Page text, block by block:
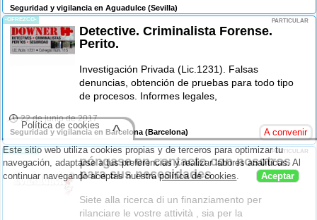
Seguridad y vigilancia en Aguadulce (Sevilla)
-OFREZCO- PARTICULAR
Detective. Criminalista Forense.
Perito.
Investigación Privada (Lic.1231). Falsas
denuncias, obtención de pruebas para todo tipo
de procesos. Informes legales,
22 de junio de 2017
Seguridad y vigilancia en Barcelona(Barcelona) A convenir
-OFREZCO- PARTICULAR
póngase en contacto con nosotros
para sus necesidades
Siete alla ricerca di un finanziamento per
rilanciare le vostre attività , sia per la
Este sitio web utiliza cookies propias y de terceros para optimizar tu
navegación, adaptarse a tus preferencias y realizar labores analíticas. Al
continuar navegando aceptas nuestrapolítica de cookies Aceptar
Política de cookies ^